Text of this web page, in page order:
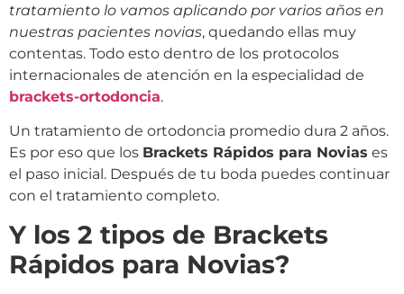
tratamiento lo vamos aplicando por varios años en
nuestras pacientes novias, quedando ellas muy
contentas. Todo esto dentro de los protocolos
internacionales de atención en la especialidad de
brackets-ortodoncia.
Un tratamiento de ortodoncia promedio dura 2 años.
Es por eso que los Brackets Rápidos para Novias es
el paso inicial. Después de tu boda puedes continuar
con el tratamiento completo.
Y los 2 tipos de Brackets
Rápidos para Novias?